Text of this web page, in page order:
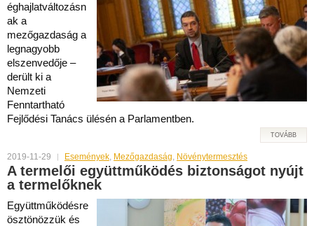
éghajlatváltozásn
ak a
mezőgazdaság a
legnagyobb
elszenvedője –
derült ki a
Nemzeti
Fenntartható
Fejlődési Tanács ülésén a Parlamentben.
TOVÁBB
2019-11-29 Események, Mezőgazdaság, Növénytermesztés
A termelői együttműködés biztonságot nyújt
a termelőknek
Együttműködésre
ösztönözzük és